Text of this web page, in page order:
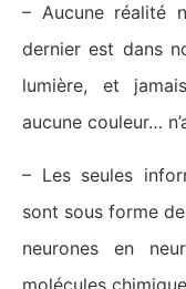
– Aucune réalité
dernier est dans
lumière, et
aucune couleur…
– Les seules
sont sous forme
neurones en
molécules